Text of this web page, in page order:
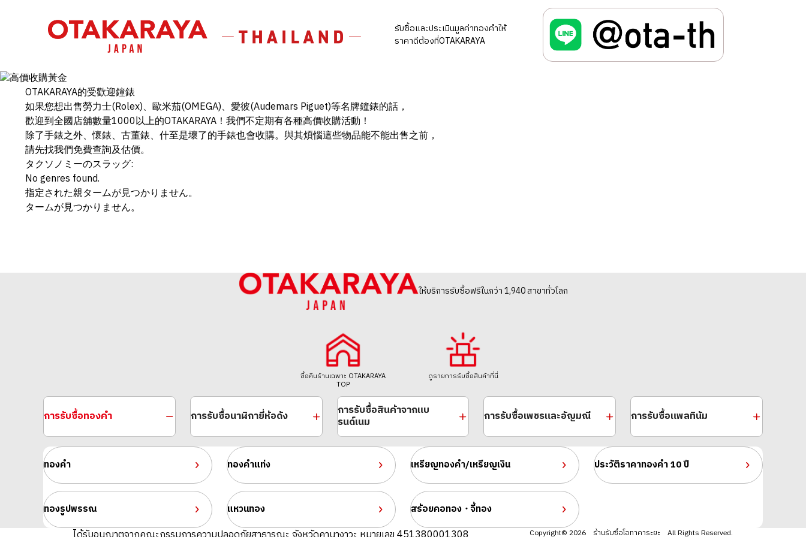
รับซื้อและประเมินมูลค่าทองคำให้
ราคาดีต้องที่OTAKARAYA
OTAKARAYA的受歡迎鐘錶
如果您想出售勞力士(Rolex)、歐米茄(OMEGA)、愛彼(Audemars Piguet)等名牌鐘錶的話，
歡迎到全國店舖數量1000以上的OTAKARAYA！我們不定期有各種高價收購活動！
除了手錶之外、懷錶、古董錶、什至是壞了的手錶也會收購。與其煩惱這些物品能不能出售之前，
請先找我們免費查詢及估價。
タクソノミーのスラッグ:
No genres found.
指定された親タームが見つかりません。
タームが見つかりません。
ให้บริการรับซื้อฟรีในกว่า 1,940 สาขาทั่วโลก
ซื้อคืนร้านเฉพาะ OTAKARAYA
TOP
ดูรายการรับซื้อสินค้าที่นี่
การรับซื้อทองคำ
ทองคำ ทองคำแท่ง เหรียญทองคำ/เหรียญเงิน ประวัติราคาทองคำ 10 ปี
ทองรูปพรรณ แหวนทอง สร้อยคอทอง・จี้ทอง
การรับซื้อนาฬิกายี่ห้อดัง การรับซื้อสินค้าจากแบ
รนด์เนม การรับซื้อเพชรและอัญมณี การรับซื้อแพลทินัม
Copyright© 2026 ร้านรับซื้อโอทาคาระยะ All Rights Reserved.